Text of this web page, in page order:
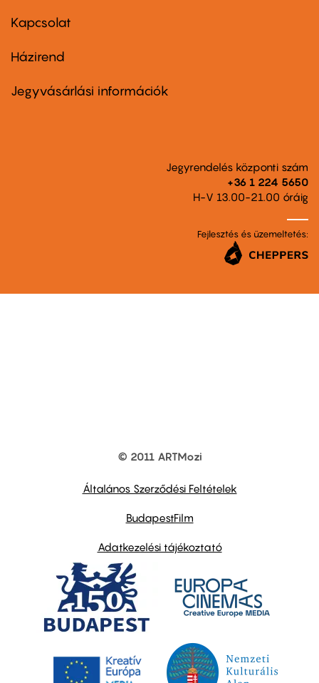
firstKapcsolat
Footer
second
Házirend
Jegyvásárlási információk
Jegyrendelés központi szám
+36 1 224 5650
H-V 13.00-21.00 óráig
Fejlesztés és üzemeltetés:
© 2011 ARTMozi
Általános Szerződési Feltételek
BudapestFilm
Adatkezelési tájékoztató